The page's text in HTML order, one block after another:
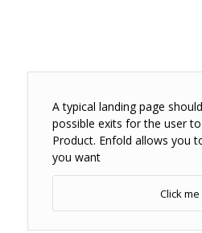
A typical landing page
possible exits for the user
Product. Enfold allows you
you want
Click me